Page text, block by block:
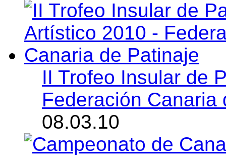
II Trofeo Insular de
Federación Canaria
08.03.10